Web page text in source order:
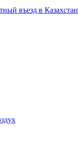
въезд в Казахстан